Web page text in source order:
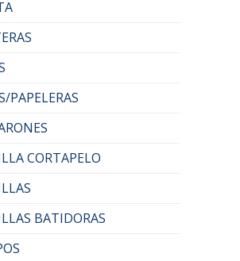
PAPELERAS
CORTAPELO
BATIDORAS